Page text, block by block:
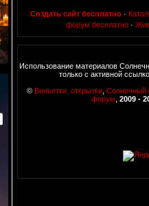
Создать сайт бесплатно ·
форум бесплатно ·
Использование материалов
только с активной
© Виньетки, открытки Солнечный
форум 2009 -